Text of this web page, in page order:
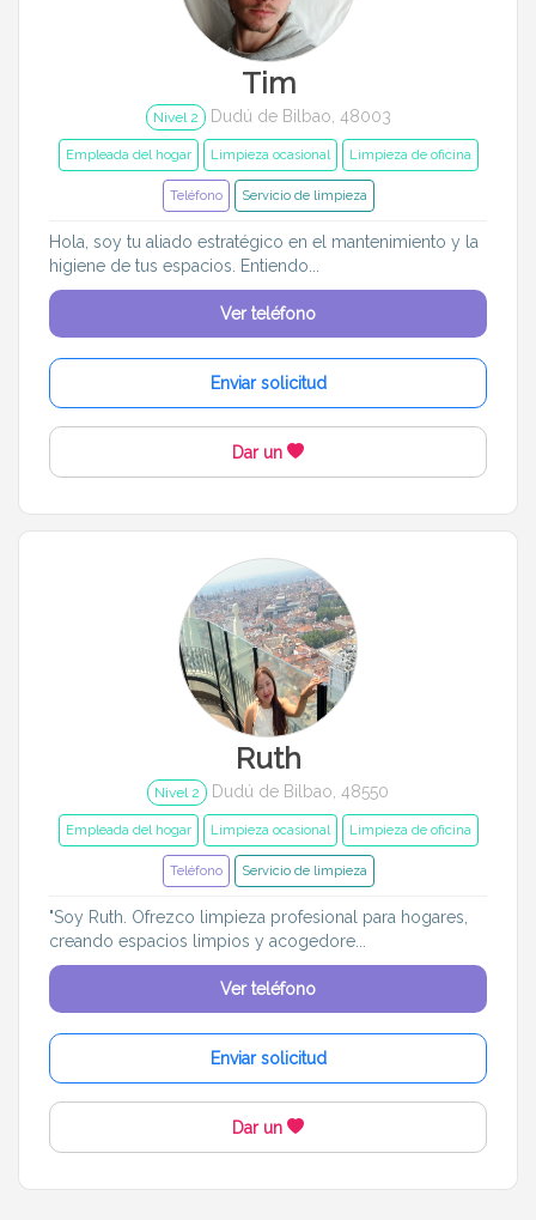
Tim
Nivel 2 Dudú de Bilbao, 48003
Empleada del hogar Limpieza ocasional Limpieza de oficina
Teléfono Servicio de limpieza
Hola, soy tu aliado estratégico en el mantenimiento y la
higiene de tus espacios. Entiendo...
Ver teléfono
Enviar solicitud
Dar un
Ruth
Nivel 2 Dudú de Bilbao, 48550
Empleada del hogar Limpieza ocasional Limpieza de oficina
Teléfono Servicio de limpieza
"Soy Ruth. Ofrezco limpieza profesional para hogares,
creando espacios limpios y acogedore...
Ver teléfono
Enviar solicitud
Dar un